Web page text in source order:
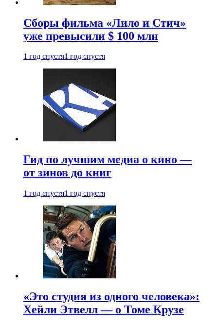
Сборы фильма «Лило и Стич»
уже превысили $ 100 млн
1 год спустя1 год спустя
Гид по лучшим медиа о кино —
от зинов до книг
1 год спустя1 год спустя
«Это студия из одного человека»:
Хейли Этвелл — о Томе Крузе